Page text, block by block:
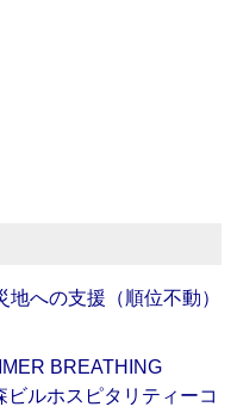
への支援（順位不動）
BREATHING
ビルホスピタリティーコ